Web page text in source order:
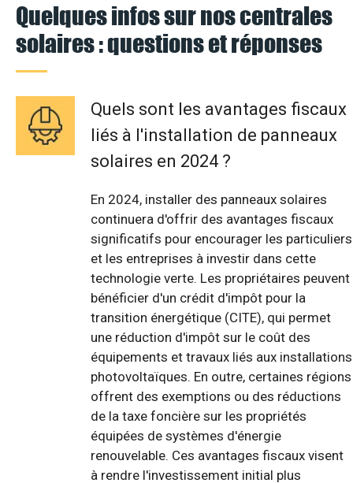
Quelques infos sur nos centrales
solaires : questions et réponses
Quels sont les avantages fiscaux
liés à l'installation de panneaux
solaires en 2024 ?
En 2024, installer des panneaux solaires
continuera d'offrir des avantages fiscaux
significatifs pour encourager les particuliers
et les entreprises à investir dans cette
technologie verte. Les propriétaires peuvent
bénéficier d'un crédit d'impôt pour la
transition énergétique (CITE), qui permet
une réduction d'impôt sur le coût des
équipements et travaux liés aux installations
photovoltaïques. En outre, certaines régions
offrent des exemptions ou des réductions
de la taxe foncière sur les propriétés
équipées de systèmes d'énergie
renouvelable. Ces avantages fiscaux visent
à rendre l'investissement initial plus